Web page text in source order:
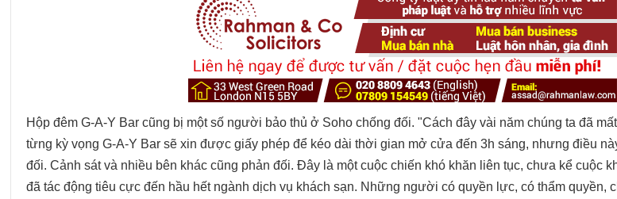
Hộp đêm G-A-Y Bar cũng bị một số người bảo thủ ở Soho chống đối. "Cách đây vài năm chúng ta đã
từng kỳ vọng G-A-Y Bar sẽ xin được giấy phép để kéo dài thời gian mở cửa đến 3h sáng, nhưng điều
đối. Cảnh sát và nhiều bên khác cũng phản đối. Đây là một cuộc chiến khó khăn liên tục, chưa kể cuộc
đã tác động tiêu cực đến hầu hết ngành dịch vụ khách sạn. Những người có quyền lực, có thẩm quyền,